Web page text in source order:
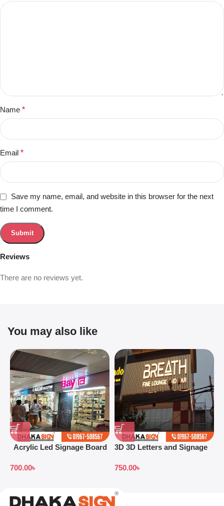
Reviews
There are no reviews yet.
Name *
Email *
Save my name, email, and website in this browser for the next
time I comment.
You may also like
Acrylic Led Signage Board
700.00৳
3D 3D Letters and Signage
750.00৳